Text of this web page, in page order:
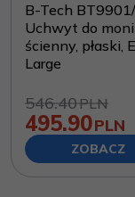
B-Tech
Uchwyt do
ścienny, płaski,
Large
546.40PLN
495.90PLN
ZOBACZ